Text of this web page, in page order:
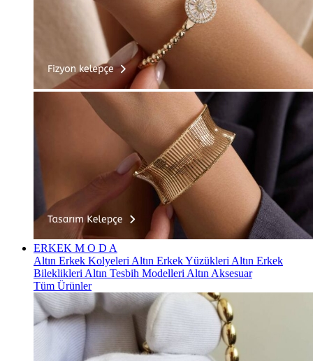
ERKEK M O D A
Altın Erkek Kolyeleri Altın Erkek Yüzükleri Altın Erkek
Bileklikleri Altın Tesbih Modelleri Altın Aksesuar
Tüm Ürünler